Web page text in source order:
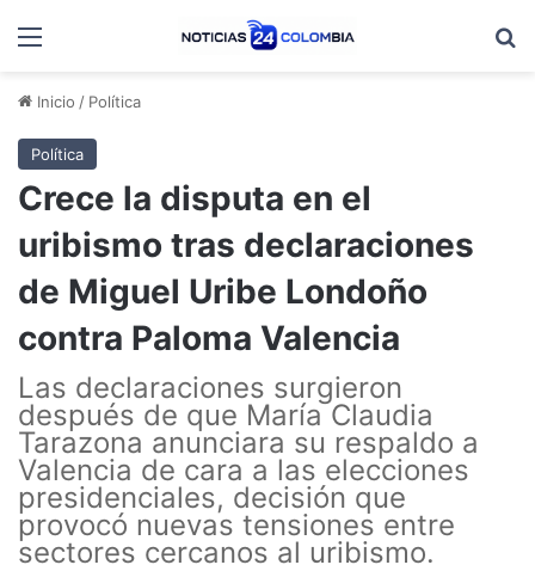
Menú
Inicio / Política
Política
Crece la disputa en el
uribismo tras declaraciones
de Miguel Uribe Londoño
contra Paloma Valencia
Las declaraciones surgieron
después de que María Claudia
Tarazona anunciara su respaldo a
Valencia de cara a las elecciones
presidenciales, decisión que
provocó nuevas tensiones entre
sectores cercanos al uribismo.